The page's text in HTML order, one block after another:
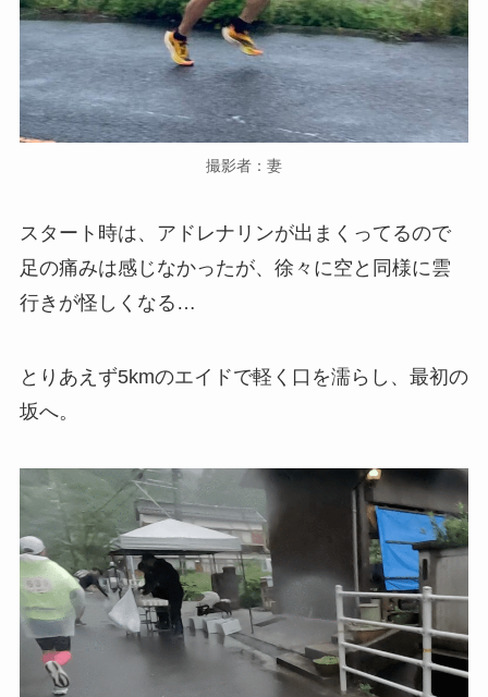
撮影者：妻
スタート時は、アドレナリンが出まくってるので
足の痛みは感じなかったが、徐々に空と同様に雲
行きが怪しくなる…
とりあえず5kmのエイドで軽く口を濡らし、最初の
坂へ。